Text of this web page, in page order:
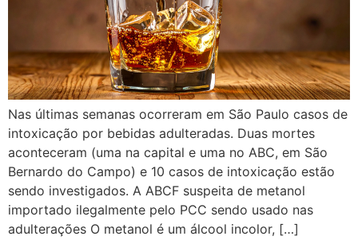
Nas últimas semanas ocorreram em São Paulo casos de
intoxicação por bebidas adulteradas. Duas mortes
aconteceram (uma na capital e uma no ABC, em São
Bernardo do Campo) e 10 casos de intoxicação estão
sendo investigados. A ABCF suspeita de metanol
importado ilegalmente pelo PCC sendo usado nas
adulterações O metanol é um álcool incolor, […]